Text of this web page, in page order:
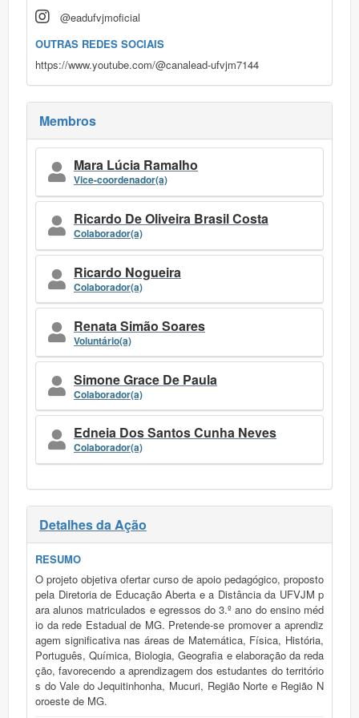
@eadufvjmoficial
OUTRAS REDES SOCIAIS
https://www.youtube.com/@canalead-ufvjm7144
Membros
Mara Lúcia Ramalho
Vice-coordenador(a)
Ricardo De Oliveira Brasil Costa
Colaborador(a)
Ricardo Nogueira
Colaborador(a)
Renata Simão Soares
Voluntário(a)
Simone Grace De Paula
Colaborador(a)
Edneia Dos Santos Cunha Neves
Colaborador(a)
Detalhes da Ação
RESUMO
O projeto objetiva ofertar curso de apoio pedagógico, proposto
pela Diretoria de Educação Aberta e a Distância da UFVJM p
ara alunos matriculados e egressos do 3.º ano do ensino méd
io da rede Estadual de MG. Pretende-se promover a aprendiz
agem significativa nas áreas de Matemática, Física, História,
Português, Química, Biologia, Geografia e elaboração da reda
ção, favorecendo a aprendizagem dos estudantes do território
s do Vale do Jequitinhonha, Mucuri, Região Norte e Região N
oroeste de MG.